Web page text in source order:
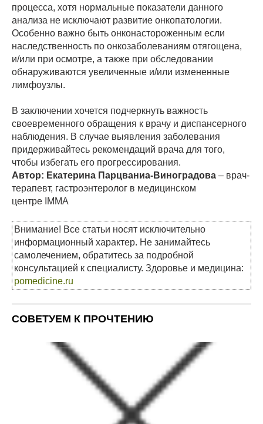
процесса, хотя нормальные показатели данного
анализа не исключают развитие онкопатологии.
Особенно важно быть онконастороженным если
наследственность по онкозаболеваниям отягощена,
и/или при осмотре, а также при обследовании
обнаруживаются увеличенные и/или измененные
лимфоузлы.
В заключении хочется подчеркнуть важность
своевременного обращения к врачу и диспансерного
наблюдения. В случае выявления заболевания
придерживайтесь рекомендаций врача для того,
чтобы избегать его прогрессирования.
Автор: Екатерина Парцваниа-Виноградова – врач-
терапевт, гастроэнтеролог в медицинском
центре IMMA
Внимание! Все статьи носят исключительно
информационный характер. Не занимайтесь
самолечением, обратитесь за подробной
консультацией к специалисту. Здоровье и медицина:
pomedicine.ru
СОВЕТУЕМ К ПРОЧТЕНИЮ